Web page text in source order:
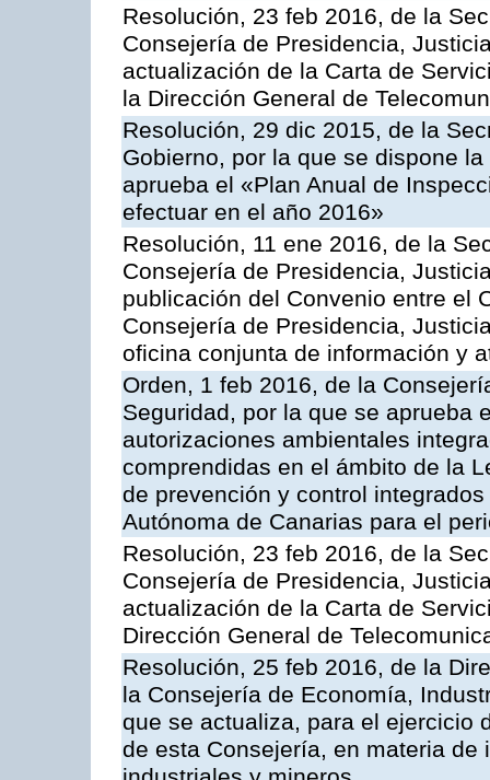
Resolución, 23 feb 2016, de la
Consejería de Presidencia,
actualización de la Carta de
la Dirección General de
Resolución, 29 dic 2015, de la
Gobierno, por la que se dispone
aprueba el «Plan Anual de
efectuar en el año 2016»
Resolución, 11 ene 2016, de la
Consejería de Presidencia,
publicación del Convenio entre el
Consejería de Presidencia,
oficina conjunta de información y
Orden, 1 feb 2016, de la
Seguridad, por la que se aprueba
autorizaciones ambientales
comprendidas en el ámbito de la
de prevención y control
Autónoma de Canarias para el
Resolución, 23 feb 2016, de la
Consejería de Presidencia,
actualización de la Carta de
Dirección General de
Resolución, 25 feb 2016, de la
la Consejería de Economía,
que se actualiza, para el ejercicio
de esta Consejería, en materia